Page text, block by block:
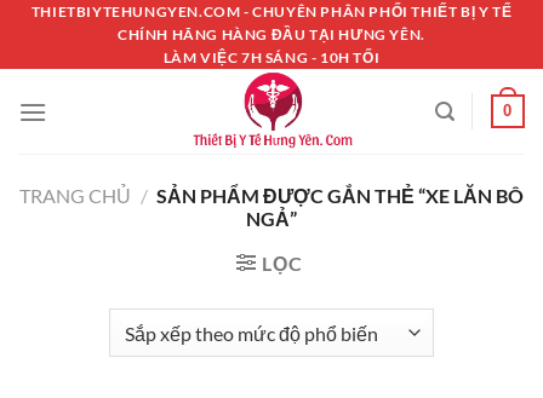
Chuyển
nội
dung
THIETBIYTEHUNGYEN.COM - CHUYÊN PHÂN PHỐI THIẾT BỊ Y TẾ
CHÍNH HÃNG HÀNG ĐẦU TẠI HƯNG YÊN.
LÀM VIỆC 7H SÁNG - 10H TỐI
0
TRANG CHỦ / SẢN PHẨM ĐƯỢC GẮN THẺ “XE LĂN BÔ
NGẢ”
LỌC